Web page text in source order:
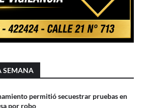
SEMANA
permitió secuestrar pruebas en
por robo